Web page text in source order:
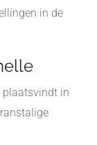
in de
plaatsvindt in